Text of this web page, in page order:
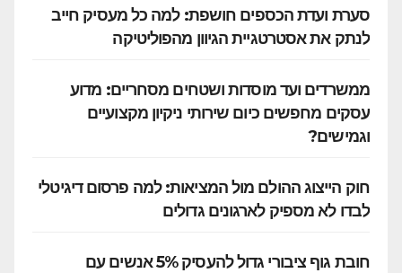
סערת ועדת הכספים חושפת: למה כל מעסיק חייב
לנתק את אסטרטגיית הגיוון מהפוליטיקה
ממשרדים ועד מוסדות ושטחים מסחריים: מדוע
עסקים מחפשים כיום שירותי ניקיון מקצועיים
וגמישים?
חוק הייצוג ההולם מול המציאות: למה פרסום דיגיטלי
לבדו לא מספיק לארגונים גדולים
חובת גוף ציבורי גדול להעסיק 5% אנשים עם